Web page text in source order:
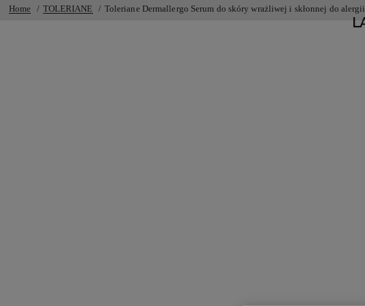
Home TOLERIANE Toleriane Dermallergo Serum do skóry wrażliwej i skłonnej do alergii